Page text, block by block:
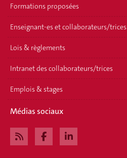
Formations proposées
Enseignant-es et collaborateurs/trices
Lois & règlements
Intranet des collaborateurs/trices
Emplois & stages
Médias sociaux